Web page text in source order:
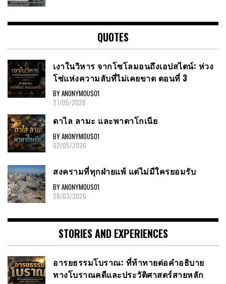
QUOTES
เงาในวิหาร จากโซโลมอนถึงเอปสไตน์: ห่วง
โซ่แห่งความลับที่ไม่เคยขาด ตอนที่ 3
BY ANONYMOUS01
27/05/2026
ดาไล ลามะ และพาตาโกเนีย
BY ANONYMOUS01
02/05/2026
สงครามที่ทุกฝ่ายแพ้ แต่ไม่มีใครยอมรับ
BY ANONYMOUS01
28/03/2026
STORIES AND EXPERIENCES
อารยธรรมโบราณ: ที่ท้าทายต่อคำอธิบาย
ทางโบราณคดีและประวัติศาสตร์สายหลัก